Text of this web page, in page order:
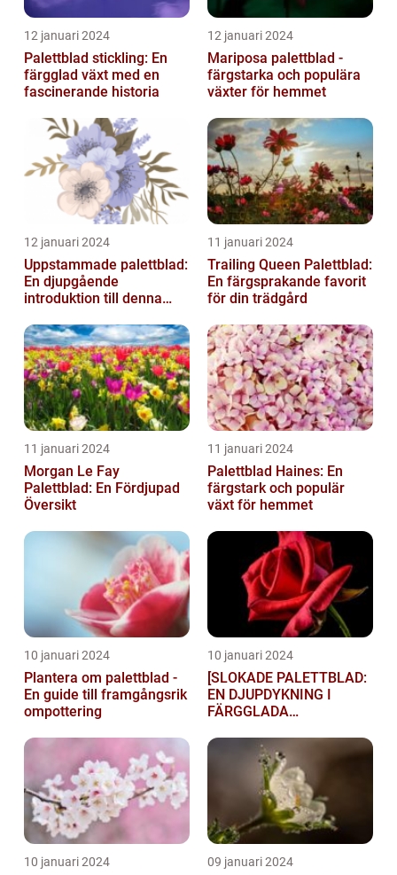
12 januari 2024
Palettblad stickling: En
färgglad växt med en
fascinerande historia
12 januari 2024
Mariposa palettblad -
färgstarka och populära
växter för hemmet
12 januari 2024
Uppstammade palettblad:
En djupgående
introduktion till denna
11 januari 2024
Trailing Queen Palettblad:
En färgsprakande favorit
för din trädgård
11 januari 2024
Morgan Le Fay
Palettblad: En Fördjupad
Översikt
11 januari 2024
Palettblad Haines: En
färgstark och populär
växt för hemmet
10 januari 2024
Plantera om palettblad -
En guide till framgångsrik
ompottering
10 januari 2024
[SLOKADE PALETTBLAD:
EN DJUPDYKNING I
FÄRGGLADA
UNDERBARA VÄRLD]
10 januari 2024 09 januari 2024